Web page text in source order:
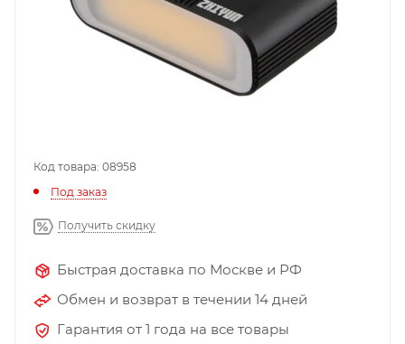
Код товара: 08958
Под заказ
Получить скидку
Быстрая доставка по Москве и РФ
Обмен и возврат в течении 14 дней
Гарантия от 1 года на все товары